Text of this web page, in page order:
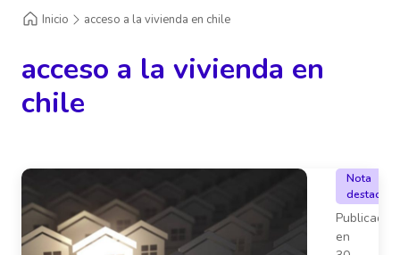
Inicio acceso a la vivienda en chile
acceso a la vivienda en
chile
Nota
destacada
Publicado
en